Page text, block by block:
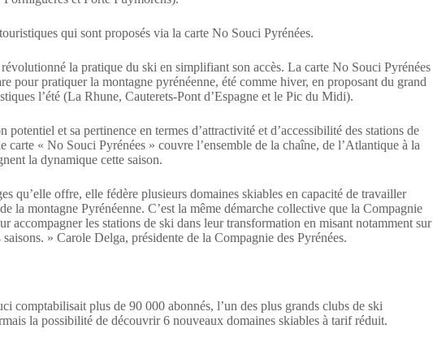
qui sont proposés via la carte No Souci Pyrénées.
la pratique du ski en simplifiant son accès. La carte No Souci Pyrénées
pour pratiquer la montagne pyrénéenne, été comme hiver, en proposant du grand
l’été (La Rhune, Cauterets-Pont d’Espagne et le Pic du Midi).
potentiel et sa pertinence en termes d’attractivité et d’accessibilité des stations de
« No Souci Pyrénées » couvre l’ensemble de la chaîne, de l’Atlantique à la
la dynamique cette saison.
qu’elle offre, elle fédère plusieurs domaines skiables en capacité de travailler
la montagne Pyrénéenne. C’est la même démarche collective que la Compagnie
accompagner les stations de ski dans leur transformation en misant notamment sur
» Carole Delga, présidente de la Compagnie des Pyrénées.
comptabilisait plus de 90 000 abonnés, l’un des plus grands clubs de ski
la possibilité de découvrir 6 nouveaux domaines skiables à tarif réduit.